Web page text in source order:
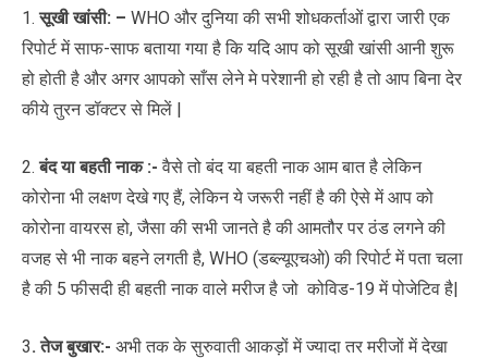
1.सूखी खांसी: – WHO और दुनिया की सभी शोधकर्ताओं द्वारा जारी एक
रिपोर्ट में साफ-साफ बताया गया है कि यदि आप को सूखी खांसी आनी शुरू
हो होती है और अगर आपको साँस लेने मे परेशानी हो रही है तो आप बिना देर
कीये तुरन डॉक्टर से मिलें |
2.बंद या बहती नाक :- वैसे तो बंद या बहती नाक आम बात है लेकिन
कोरोना भी लक्षण देखे गए हैं, लेकिन ये जरूरी नहीं है की ऐसे में आप को
कोरोना वायरस हो, जैसा की सभी जानते है की आमतौर पर ठंड लगने की
वजह से भी नाक बहने लगती है, WHO (डब्ल्यूएचओ) की रिपोर्ट में पता चला
है की 5 फीसदी ही बहती नाक वाले मरीज है जो कोविड-19 में पोजेटिव है|
3.तेज बुखार:- अभी तक के सुरुवाती आकड़ों में ज्यादा तर मरीजों में देखा